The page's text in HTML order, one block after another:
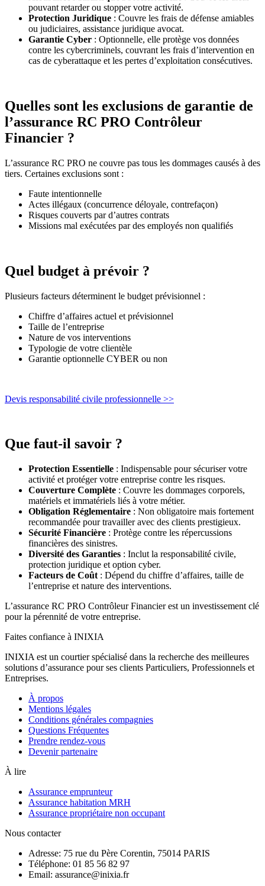
pouvant retarder ou stopper votre activité.
Protection Juridique : Couvre les frais de défense amiables
ou judiciaires, assistance juridique avocat.
Garantie Cyber : Optionnelle, elle protège vos données
contre les cybercriminels, couvrant les frais d’intervention en
cas de cyberattaque et les pertes d’exploitation consécutives.
Quelles sont les exclusions de garantie de
l’assurance RC PRO Contrôleur
Financier ?
L’assurance RC PRO ne couvre pas tous les dommages causés à des
tiers. Certaines exclusions sont :
Faute intentionnelle
Actes illégaux (concurrence déloyale, contrefaçon)
Risques couverts par d’autres contrats
Missions mal exécutées par des employés non qualifiés
Quel budget à prévoir ?
Plusieurs facteurs déterminent le budget prévisionnel :
Chiffre d’affaires actuel et prévisionnel
Taille de l’entreprise
Nature de vos interventions
Typologie de votre clientèle
Garantie optionnelle CYBER ou non
Devis responsabilité civile professionnelle >>
Que faut-il savoir ?
Protection Essentielle : Indispensable pour sécuriser votre
activité et protéger votre entreprise contre les risques.
Couverture Complète : Couvre les dommages corporels,
matériels et immatériels liés à votre métier.
Obligation Réglementaire : Non obligatoire mais fortement
recommandée pour travailler avec des clients prestigieux.
Sécurité Financière : Protège contre les répercussions
financières des sinistres.
Diversité des Garanties : Inclut la responsabilité civile,
protection juridique et option cyber.
Facteurs de Coût : Dépend du chiffre d’affaires, taille de
l’entreprise et nature des interventions.
L’assurance RC PRO Contrôleur Financier est un investissement clé
pour la pérennité de votre entreprise.
Faites confiance à INIXIA
INIXIA est un courtier spécialisé dans la recherche des meilleures
solutions d’assurance pour ses clients Particuliers, Professionnels et
Entreprises.
À propos
Mentions légales
Conditions générales compagnies
Questions Fréquentes
Prendre rendez-vous
Devenir partenaire
À lire
Assurance emprunteur
Assurance habitation MRH
Assurance propriétaire non occupant
Nous contacter
Adresse: 75 rue du Père Corentin, 75014 PARIS
Téléphone: 01 85 56 82 97
Email: assurance@inixia.fr